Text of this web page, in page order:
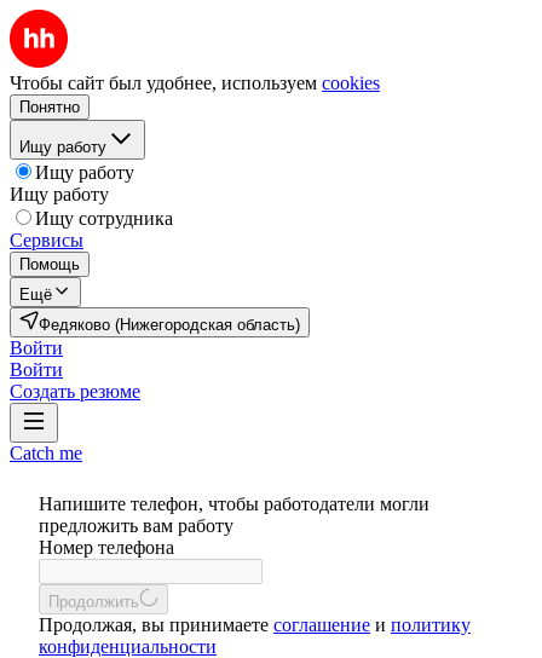
Чтобы сайт был удобнее, используем cookies
Понятно
Ищу работу
Ищу работу
Ищу работу
Ищу сотрудника
Сервисы
Помощь
Ещё
Федяково (Нижегородская область)
Войти
Войти
Создать резюме
Catch me
Напишите телефон, чтобы работодатели могли
предложить вам работу
Номер телефона
Продолжить
Продолжая, вы принимаете соглашение и политику
конфиденциальности